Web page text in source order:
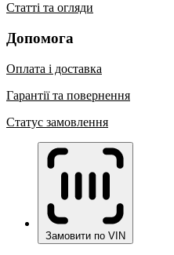
Статті та огляди
Допомога
Оплата і доставка
Гарантії та повернення
Статус замовлення
Замовити по VIN